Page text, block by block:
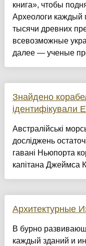
книга», чтобы
Археологи каждый
тысячи древних
всевозможные
далее — ученые
Знайдено
ідентифікували
Австралійські
досліджень
гавані Ньюпорта
капітана Джеймса
Архитектурные
​В бурно
каждый зданий и